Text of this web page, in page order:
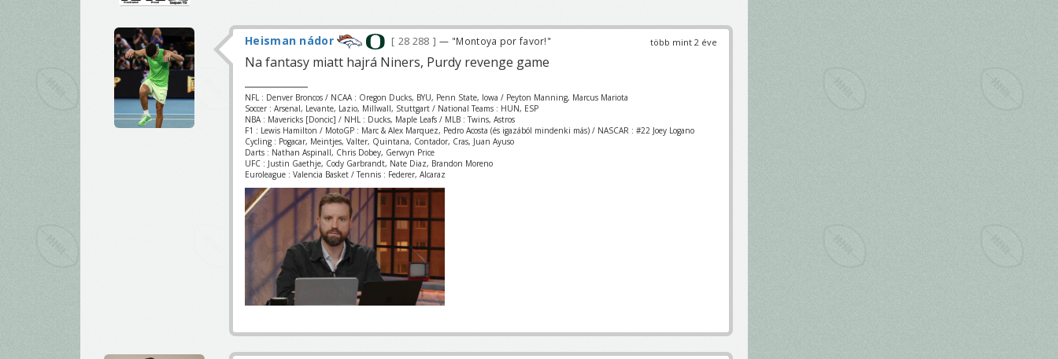
több mint 2 éve
Heisman nádor 28 288 — "Montoya por favor!"
Na fantasy miatt hajrá Niners, Purdy revenge game
NFL : Denver Broncos / NCAA : Oregon Ducks, BYU, Penn State, Iowa / Peyton Manning, Marcus Mariota
Soccer : Arsenal, Levante, Lazio, Millwall, Stuttgart / National Teams : HUN, ESP
NBA : Mavericks [Doncic] / NHL : Ducks, Maple Leafs / MLB : Twins, Astros
F1 : Lewis Hamilton / MotoGP : Marc & Alex Marquez, Pedro Acosta (és igazából mindenki más) / NASCAR : #22 Joey Logano
Cycling : Pogacar, Meintjes, Valter, Quintana, Contador, Cras, Juan Ayuso
Darts : Nathan Aspinall, Chris Dobey, Gerwyn Price
UFC : Justin Gaethje, Cody Garbrandt, Nate Diaz, Brandon Moreno
Euroleague : Valencia Basket / Tennis : Federer, Alcaraz